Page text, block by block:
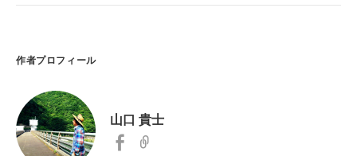
作者プロフィール
山口 貴士